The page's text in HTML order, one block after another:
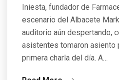
Iniesta, fundador de
escenario del Albacete
auditorio aún despertando,
asistentes tomaron asiento
primera charla del día. A…